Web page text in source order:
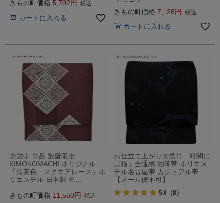
きもの町価格 5,702 税込
カートに入れる
きもの町価格 7,128 税込
カートに入れる
京袋帯 単品 数量限定
KIMONOMACHI オリジナル
「焦茶色 スクエアレース」ポ
リエステル 日本製 名…
きもの町価格 11,550 税込
お仕立て上がり京袋帯「暗闇に
黒猫」全通柄 洒落帯 ポリエス
テル名古屋帯 カジュアル帯
【メール便不可】
5.0 （8）